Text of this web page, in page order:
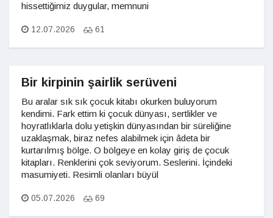
hissettiğimiz duygular, memnuni
12.07.2026 61
Bir kirpinin şairlik serüveni
Bu aralar sık sık çocuk kitabı okurken buluyorum
kendimi. Fark ettim ki çocuk dünyası, sertlikler ve
hoyratlıklarla dolu yetişkin dünyasından bir süreliğine
uzaklaşmak, biraz nefes alabilmek için âdeta bir
kurtarılmış bölge. O bölgeye en kolay giriş de çocuk
kitapları. Renklerini çok seviyorum. Seslerini. İçindeki
masumiyeti. Resimli olanları büyül
05.07.2026 69